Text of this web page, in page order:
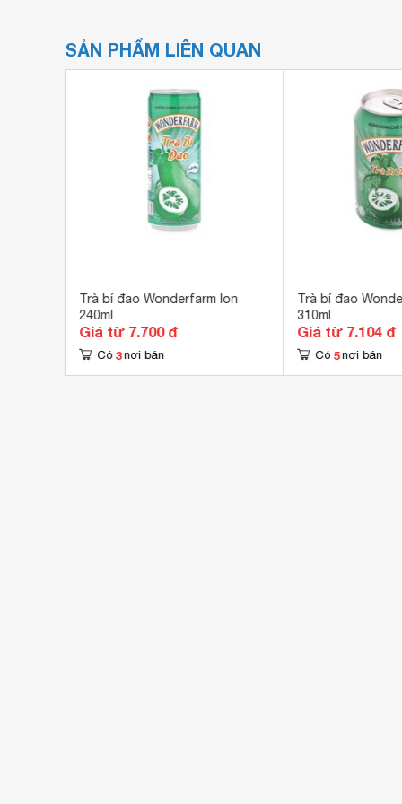
SẢN PHẨM LIÊN QUAN
Trà bí đao Wonderfarm lon
240ml
Giá từ 7.700 đ
Có 3 nơi bán
Trà bí đao
310ml
Giá từ 7.104 đ
Có 5 nơi bán